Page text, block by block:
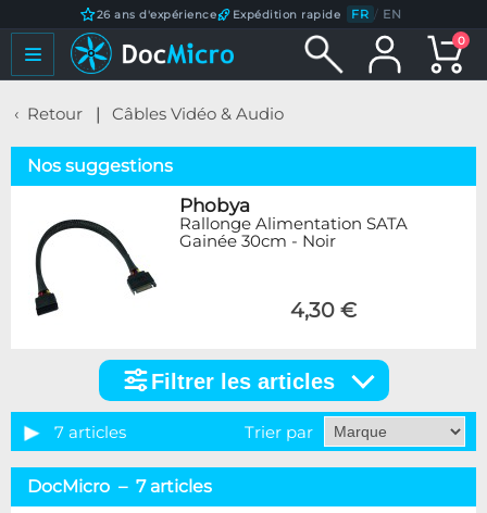
26 ans d'expérience Expédition rapide FR / EN
0
Retour Câbles Vidéo & Audio
Nos suggestions
Phobya
Rallonge Alimentation SATA
Gainée 30cm - Noir
4,30 €
articles
Marque
DocMicro
Filtrer les articles
7 articles Trier par
DocMicro – 7 articles